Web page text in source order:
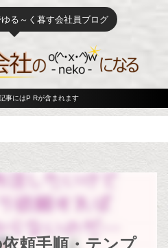
る～く暮す会社員ブログ
事にはP Rが含まれます
頼手順・テンプ